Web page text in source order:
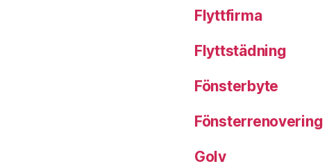
Flyttfirma
Flyttstädning
Fönsterbyte
Fönsterrenovering
Golv